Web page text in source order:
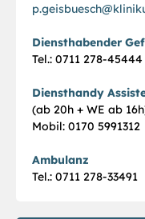
p.geisbuesch@
Diensthabender
Tel.: 0711 278-45444
Diensthandy
(ab 20h + WE ab
Mobil: 0170 5991312
Ambulanz
Tel.: 0711 278-33491